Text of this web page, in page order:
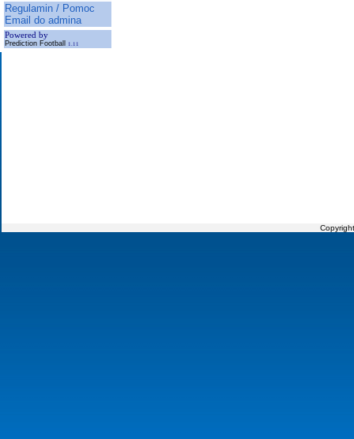
Regulamin / Pomoc
Email do admina
Powered by
Prediction Football 1.11